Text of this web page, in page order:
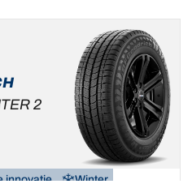
2
innovatie
Winter